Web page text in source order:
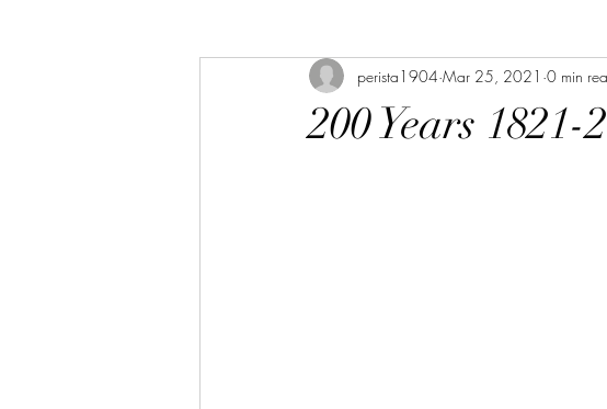
200 Years 1821-
perista1904 Mar 25, 2021 0 min